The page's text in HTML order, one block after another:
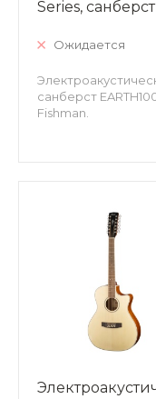
Series,
Ожидается
санберст
Fishman.